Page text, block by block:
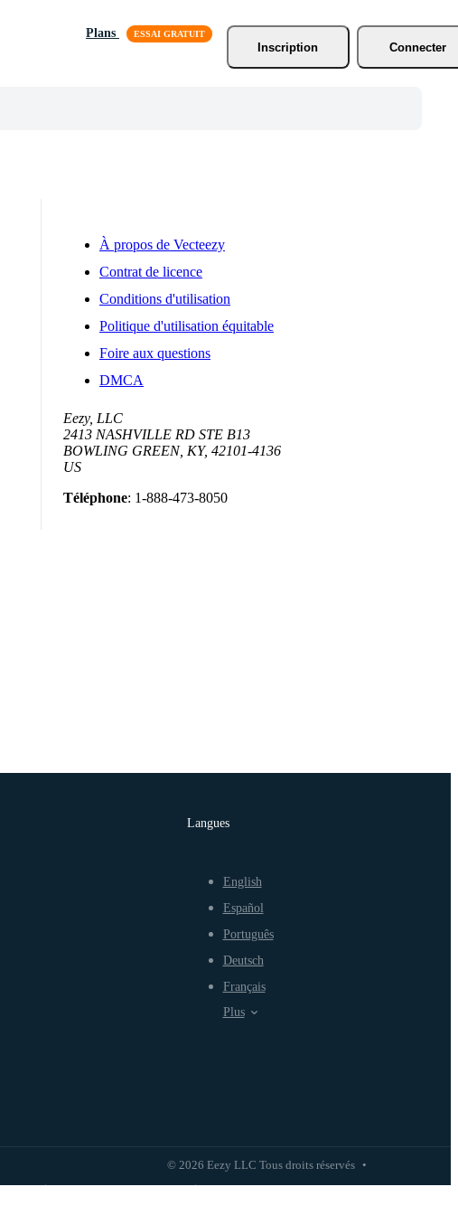
Plans
Inscription
Connecter
À propos de Vecteezy
Contrat de licence
Conditions d'utilisation
Politique d'utilisation équitable
Foire aux questions
DMCA
Eezy, LLC
2413 NASHVILLE RD STE B13
BOWLING GREEN, KY, 42101-4136
US
Téléphone: 1-888-473-8050
© 2026 Eezy LLC Tous droits réservés •
Langues
English
Español
Português
Deutsch
Français
Plus